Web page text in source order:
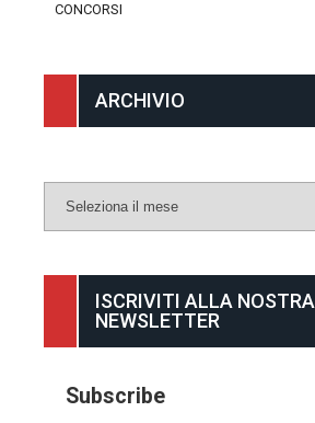
CONCORSI
ARCHIVIO
ISCRIVITI ALLA NOSTRA
NEWSLETTER
Subscribe